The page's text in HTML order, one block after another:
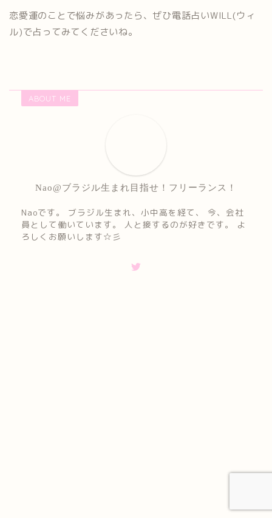
恋愛運のことで悩みがあったら、ぜひ電話占いWILL(ウィ
ル)で占ってみてくださいね。
ABOUT ME
Nao@ブラジル生まれ目指せ！フリーランス！
Naoです。 ブラジル生まれ、小中高を経て、 今、会社
員として働いています。 人と接するのが好きです。 よ
ろしくお願いします☆彡